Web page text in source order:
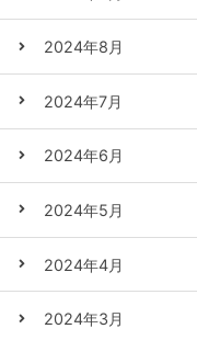
2024年8月
2024年7月
2024年6月
2024年5月
2024年4月
2024年3月